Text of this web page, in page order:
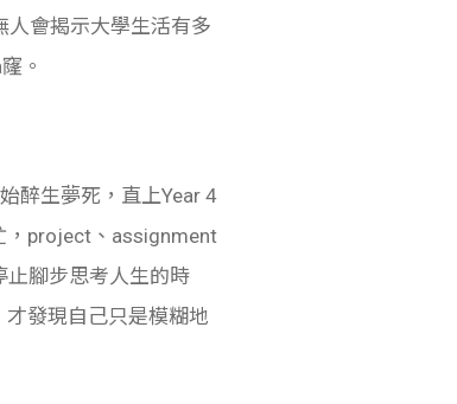
會揭示大學生活有多
。
醉生夢死，直上Year 4
，project、assignment
腳步思考人生的時
發現自己只是模糊地